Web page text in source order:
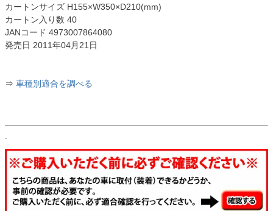
カートンサイズ H155×W350×D210(mm)
カートン入り数 40
JANコード 4973007864080
発売日 2011年04月21日
⇒ 車種別適合を調べる
.